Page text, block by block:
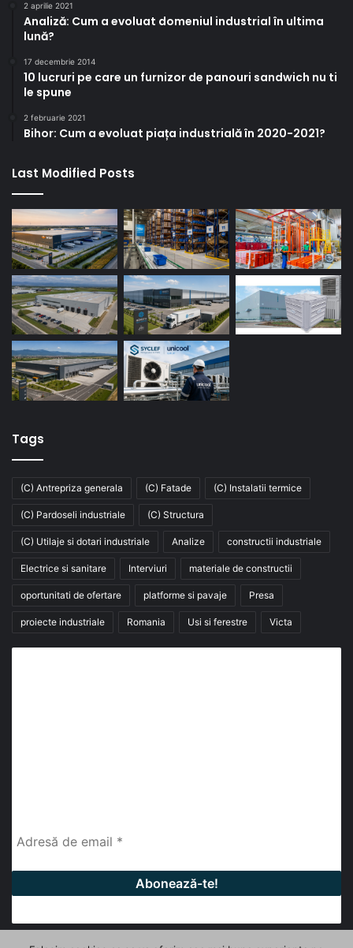
2 aprilie 2021
Analiză: Cum a evoluat domeniul industrial în ultima
lună?
17 decembrie 2014
10 lucruri pe care un furnizor de panouri sandwich nu ti
le spune
2 februarie 2021
Bihor: Cum a evoluat piața industrială în 2020-2021?
Last Modified Posts
Tags
(C) Antrepriza generala (C) Fatade (C) Instalatii termice
(C) Pardoseli industriale (C) Structura
(C) Utilaje si dotari industriale Analize constructii industriale
Electrice si sanitare Interviuri materiale de constructii
oportunitati de ofertare platforme si pavaje Presa
proiecte industriale Romania Usi si ferestre Victa